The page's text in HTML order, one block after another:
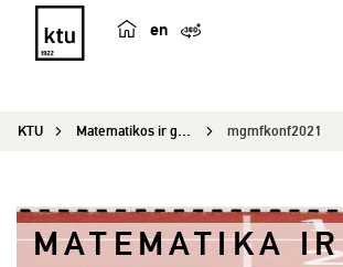
en
KTU Matematikos ir gamtos mokslų konferencija mgmfkonf2021
MATEMATIKA IR